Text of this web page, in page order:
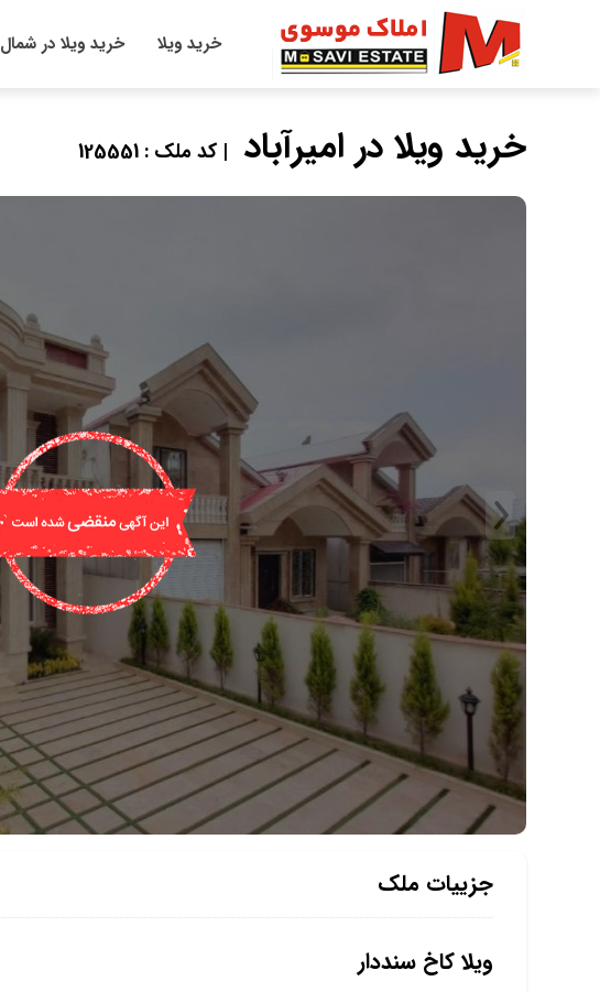
خرید ویلا خرید ویلا در شمال
خرید ویلا در امیرآباد | کد ملک : 125551
جزییات ملک
ویلا کاخ سنددار